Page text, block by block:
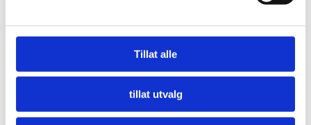
Tillat alle
tillat utvalg